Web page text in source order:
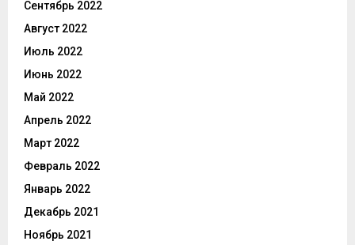
Сентябрь 2022
Август 2022
Июль 2022
Июнь 2022
Май 2022
Апрель 2022
Март 2022
Февраль 2022
Январь 2022
Декабрь 2021
Ноябрь 2021